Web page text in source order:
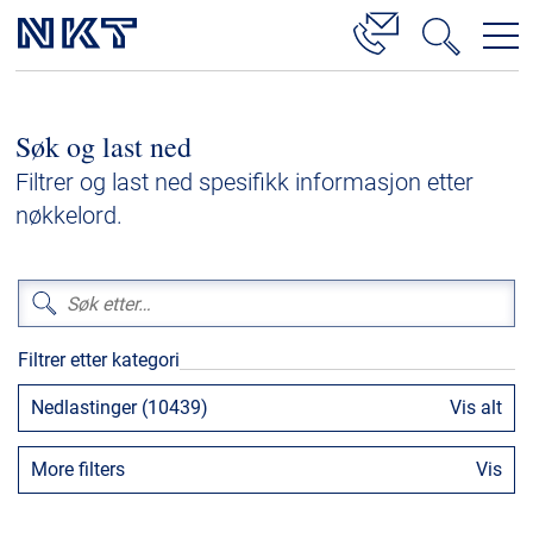
Høyspenningskabelløsninger
Kabelservice
Lavspenning
Høyspenningskabeltilbehør
Mellomspenningskabeltilbehør
Referanser
Nedlastinger
Søk og last ned
Filtrer og last ned spesifikk informasjon etter
nøkkelord.
Filtrer etter kategori
Nedlastinger (10439) Vis alt
More filters Vis